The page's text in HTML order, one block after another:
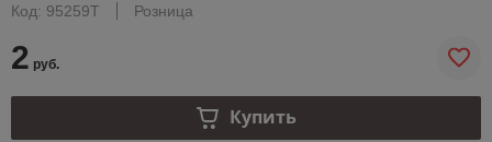
Код: 95259T
Розница
2 руб.
Купить